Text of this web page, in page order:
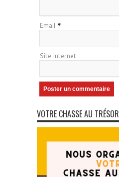
Email *
Site internet
VOTRE CHASSE AU TRÉSOR